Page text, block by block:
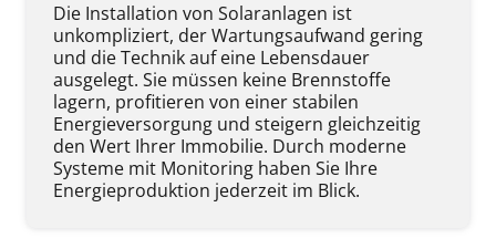
Die Installation von Solaranlagen ist
unkompliziert, der Wartungsaufwand gering
und die Technik auf eine Lebensdauer
ausgelegt. Sie müssen keine Brennstoffe
lagern, profitieren von einer stabilen
Energieversorgung und steigern gleichzeitig
den Wert Ihrer Immobilie. Durch moderne
Systeme mit Monitoring haben Sie Ihre
Energieproduktion jederzeit im Blick.